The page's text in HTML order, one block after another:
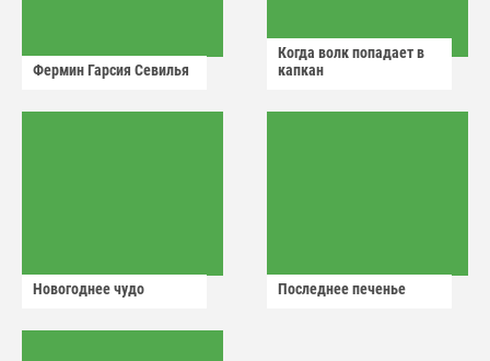
Фермин Гарсия Севилья
Когда волк попадает в
капкан
Новогоднее чудо Последнее печенье